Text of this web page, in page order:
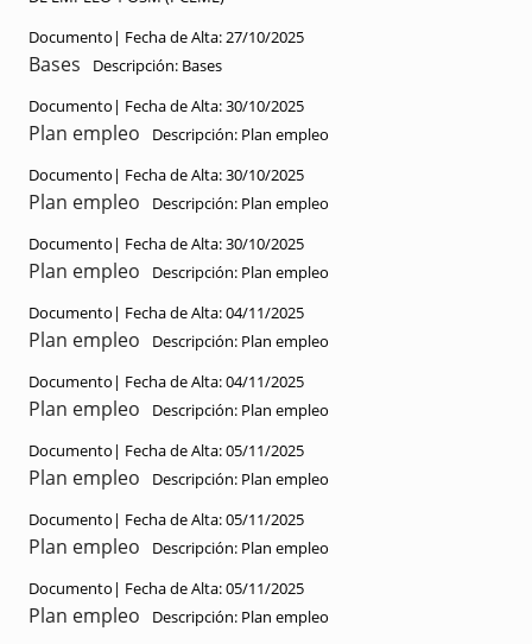
Documento| Fecha de Alta:27/10/2025
Bases Descripción: Bases
Documento| Fecha de Alta:30/10/2025
Plan empleo Descripción: Plan empleo
Documento| Fecha de Alta:30/10/2025
Plan empleo Descripción: Plan empleo
Documento| Fecha de Alta:30/10/2025
Plan empleo Descripción: Plan empleo
Documento| Fecha de Alta:04/11/2025
Plan empleo Descripción: Plan empleo
Documento| Fecha de Alta:04/11/2025
Plan empleo Descripción: Plan empleo
Documento| Fecha de Alta:05/11/2025
Plan empleo Descripción: Plan empleo
Documento| Fecha de Alta:05/11/2025
Plan empleo Descripción: Plan empleo
Documento| Fecha de Alta:05/11/2025
Plan empleo Descripción: Plan empleo